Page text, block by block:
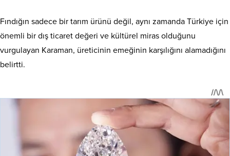
Fındığın sadece bir tarım ürünü değil, aynı zamanda Türkiye için
önemli bir dış ticaret değeri ve kültürel miras olduğunu
vurgulayan Karaman, üreticinin emeğinin karşılığını alamadığını
belirtti.